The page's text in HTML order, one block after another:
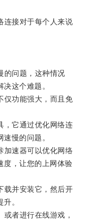
接对于每个人来说
问题，这种情况
这个难题。
功能强大，而且免
它通过优化网络连
慢的问题。
速器可以优化网络
度，让您的上网体验
并安装它，然后开
。
者进行在线游戏，